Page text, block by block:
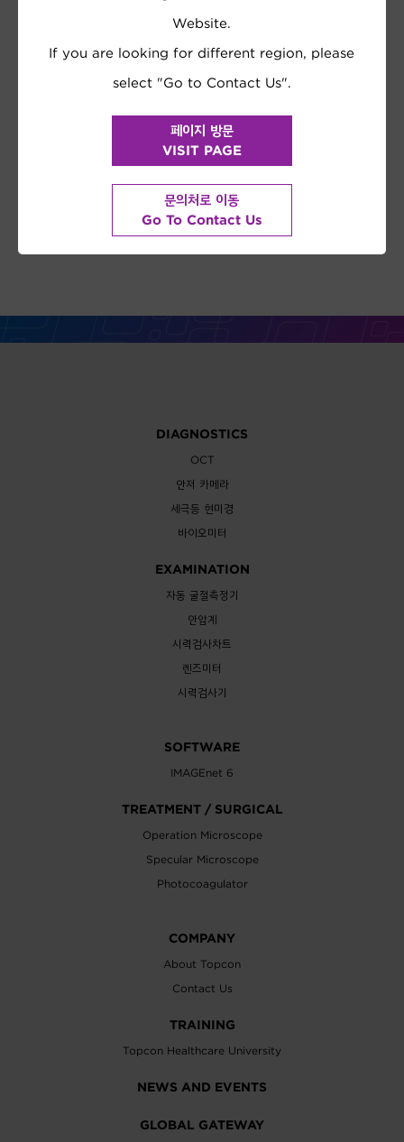
DIAGNOSTICS
OCT
안저 카메라
세극등 현미경
바이오미터
EXAMINATION
자동 굴절측정기
안압계
시력검사차트
렌즈미터
시력검사기
SOFTWARE
IMAGEnet 6
TREATMENT / SURGICAL
Operation Microscope
Specular Microscope
Photocoagulator
COMPANY
About Topcon
Contact Us
TRAINING
Topcon Healthcare University
NEWS AND EVENTS
GLOBAL GATEWAY
Website.
If you are looking for different region, please
select "Go to Contact Us".
페이지 방문
VISIT PAGE
문의처로 이동
Go To Contact Us